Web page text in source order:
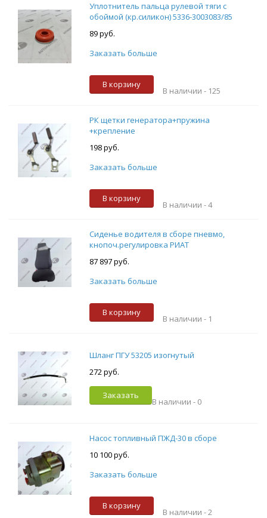
Уплотнитель пальца рулевой тяги с
обоймой (кр.силикон) 5336-3003083/85
89 руб.
Заказать больше
В корзину
В наличии - 125
РК щетки генератора+пружина
+крепление
198 руб.
Заказать больше
В корзину
В наличии -4
Сиденье водителя в сборе пневмо,
кнопоч.регулировка РИАТ
87 897 руб.
Заказать больше
В корзину
В наличии - 1
Шланг ПГУ 53205 изогнутый
272 руб.
Заказать
В наличии - 0
Насос топливный ПЖД-30 в сборе
10 100 руб.
Заказать больше
В корзину
В наличии - 2